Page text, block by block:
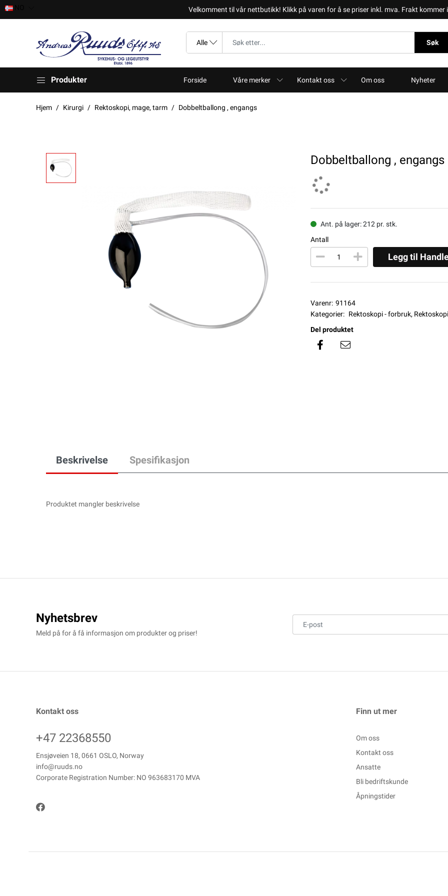
Velkomment til vår nettbutikk! Klikk på varen for å se priser inkl. mva. Frakt kommer
Søk
Produkter Forside Våre merker Kontakt oss Om oss Nyheter
Hjem Kirurgi Rektoskopi, mage, tarm Dobbeltballong , engangs
Dobbeltballong , engangs
Ant. på lager: 212 pr. stk.
Antall
Legg til
Varenr: 91164
Kategorier: Rektoskopi - forbruk,
Del produktet
Beskrivelse Spesifikasjon
Produktet mangler beskrivelse
Nyhetsbrev
Meld på for å få informasjon om produkter og priser!
Kontakt oss
+47 22368550
Ensjøveien 18, 0661 OSLO, Norway
info@ruuds.no
Corporate Registration Number: NO 963683170 MVA
Finn ut mer
Om oss
Kontakt oss
Ansatte
Bli bedriftskunde
Åpningstider